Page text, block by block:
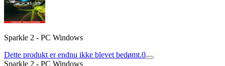
Sparkle 2 - PC Windows
Dette produkt er endnu ikke blevet bedømt.0
Sparkle 2 - PC Windows